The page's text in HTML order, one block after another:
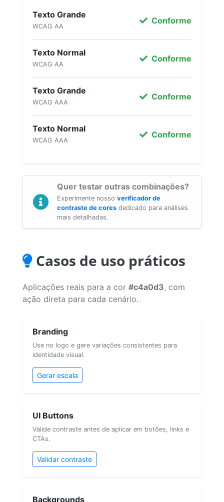
Texto Grande
WCAG AA
Conforme
Texto Normal
WCAG AA
Conforme
Texto Grande
WCAG AAA
Conforme
Texto Normal
WCAG AAA
Conforme
Quer testar outras combinações?
Experimente nosso verificador de
contraste de cores dedicado para análises
mais detalhadas.
Casos de uso práticos
Aplicações reais para a cor #c4a0d3, com
ação direta para cada cenário.
Branding
Use no logo e gere variações consistentes para
identidade visual.
Gerar escala
UI Buttons
Valide contraste antes de aplicar em botões, links e
CTAs.
Validar contraste
Backgrounds